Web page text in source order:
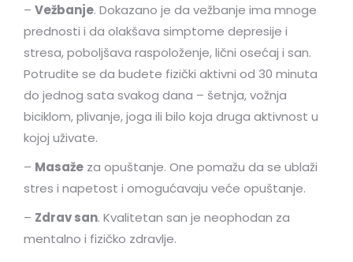
– Vežbanje. Dokazano je da vežbanje ima mnoge
prednosti i da olakšava simptome depresije i
stresa, poboljšava raspoloženje, lični osećaj i san.
Potrudite se da budete fizički aktivni od 30 minuta
do jednog sata svakog dana – šetnja, vožnja
biciklom, plivanje, joga ili bilo koja druga aktivnost u
kojoj uživate.
– Masaže za opuštanje. One pomažu da se ublaži
stres i napetost i omogućavaju veće opuštanje.
– Zdrav san. Kvalitetan san je neophodan za
mentalno i fizičko zdravlje.